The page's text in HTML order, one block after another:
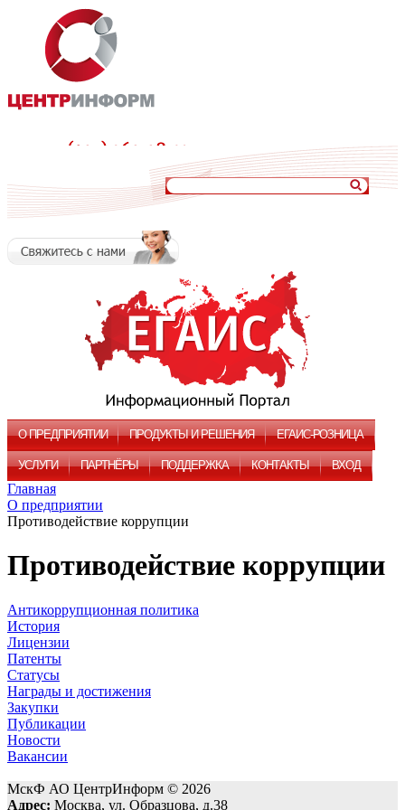
О ПРЕДПРИЯТИИ ПРОДУКТЫ И РЕШЕНИЯ ЕГАИС-РОЗНИЦА
УСЛУГИ ПАРТНЁРЫ ПОДДЕРЖКА КОНТАКТЫ ВХОД
Главная
О предприятии
Противодействие коррупции
Противодействие коррупции
Антикоррупционная политика
История
Лицензии
Патенты
Статусы
Награды и достижения
Закупки
Публикации
Новости
Вакансии
МскФ АО ЦентрИнформ © 2026
Адрес: Москва, ул. Образцова, д.38